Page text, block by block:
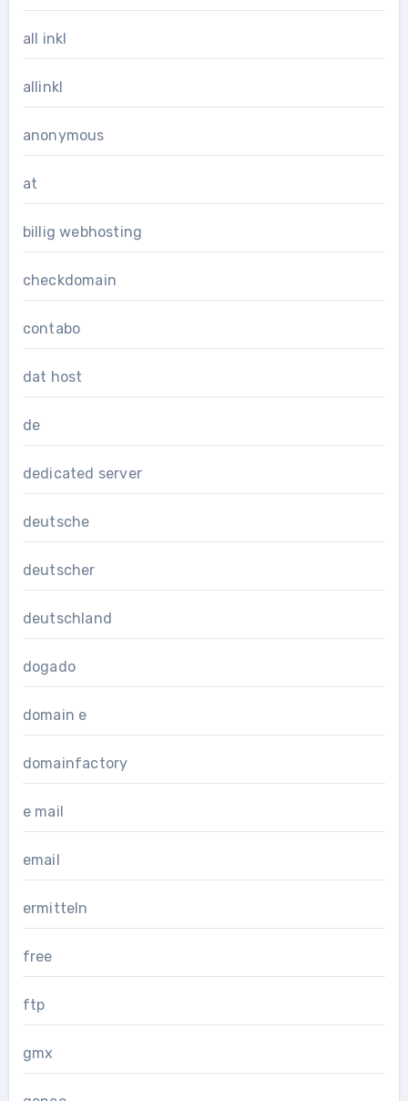
all inkl
allinkl
anonymous
at
billig webhosting
checkdomain
contabo
dat host
de
dedicated server
deutsche
deutscher
deutschland
dogado
domain e
domainfactory
e mail
email
ermitteln
free
ftp
gmx